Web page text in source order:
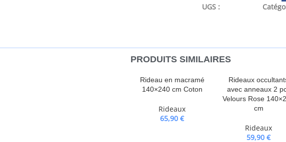
UGS :
PRODUITS SIMILAIRES
Rideau en macramé
140×240 cm Coton
Rideaux
65,90€
Rideaux
avec anneaux 2
Velours Rose
cm
Rideaux
59,90€